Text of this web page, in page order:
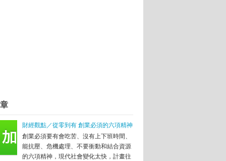
財經觀點／從零到有 創業必須的六項精神
創業必須要有會吃苦、沒有上下班時間、
能抗壓、危機處理、不要衝動和結合資源
的六項精神，現代社會變化太快，計畫往